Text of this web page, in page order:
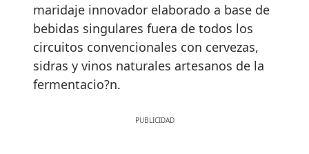
maridaje innovador elaborado a base de
bebidas singulares fuera de todos los
circuitos convencionales con cervezas,
sidras y vinos naturales artesanos de la
fermentacio?n.